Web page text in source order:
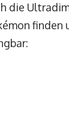
die
finden